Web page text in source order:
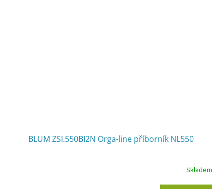
BLUM ZSI.550BI2N Orga-line příborník NL550
Skladem